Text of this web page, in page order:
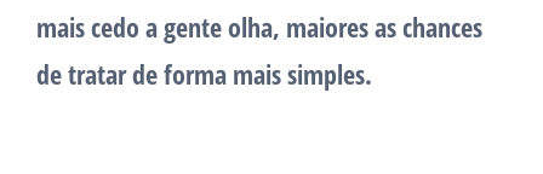
mais cedo a gente olha, maiores as chances
de tratar de forma mais simples.